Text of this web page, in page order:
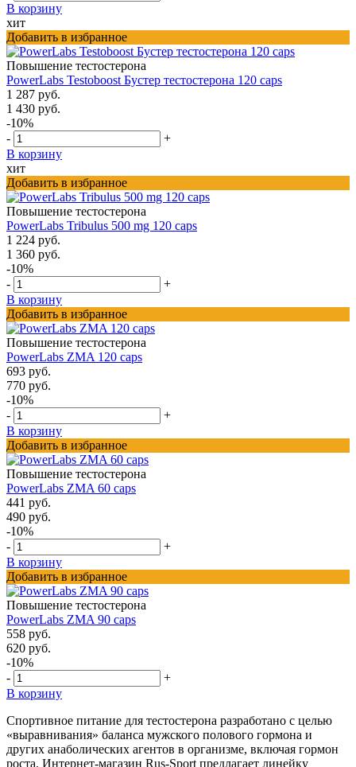
В корзину
хит
Добавить в избранное
Повышение тестостерона
PowerLabs Testoboost Бустер тестостерона 120 caps
1 287 руб.
1 430 руб.
-10%
-
+
В корзину
хит
Добавить в избранное
Повышение тестостерона
PowerLabs Tribulus 500 mg 120 caps
1 224 руб.
1 360 руб.
-10%
-
+
В корзину
Добавить в избранное
Повышение тестостерона
PowerLabs ZMA 120 caps
693 руб.
770 руб.
-10%
-
+
В корзину
Добавить в избранное
Повышение тестостерона
PowerLabs ZMA 60 caps
441 руб.
490 руб.
-10%
-
+
В корзину
Добавить в избранное
Повышение тестостерона
PowerLabs ZMA 90 caps
558 руб.
620 руб.
-10%
-
+
В корзину
Спортивное питание для тестостерона разработано с целью
«выравнивания» баланса мужского полового гормона и
других анаболических агентов в организме, включая гормон
роста. Интернет-магазин Rus-Sport предлагает линейку